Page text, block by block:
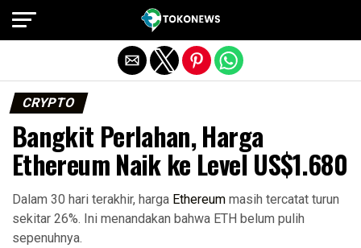
CRYPTO
Bangkit Perlahan, Harga
Ethereum Naik ke Level US$1.680
Dalam 30 hari terakhir, harga Ethereum masih tercatat turun
sekitar 26%. Ini menandakan bahwa ETH belum pulih
sepenuhnya.
Exit mobile version